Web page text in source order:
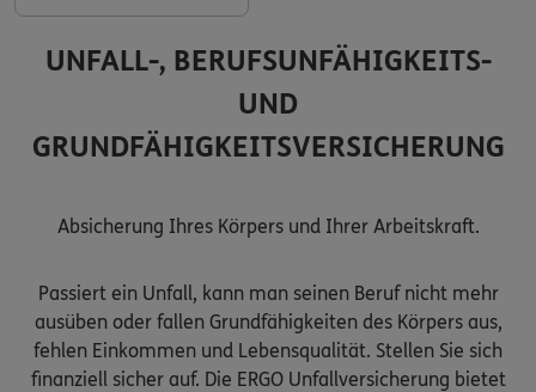
UNFALL-, BERUFSUNFÄHIGKEITS-
UND
GRUNDFÄHIGKEITSVERSICHERUNG
Absicherung Ihres Körpers und Ihrer Arbeitskraft.
Passiert ein Unfall, kann man seinen Beruf nicht mehr
ausüben oder fallen Grundfähigkeiten des Körpers aus,
fehlen Einkommen und Lebensqualität. Stellen Sie sich
finanziell sicher auf. Die ERGO Unfallversicherung bietet